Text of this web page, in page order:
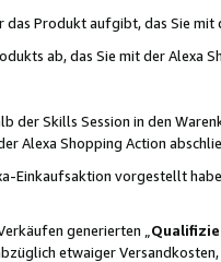
Produkt aufgibt, das Sie mit
ab, das Sie mit der Alexa
der Skills Session in den
Alexa Shopping Action
Einkaufsaktion vorgestellt
generierten „
etwaiger